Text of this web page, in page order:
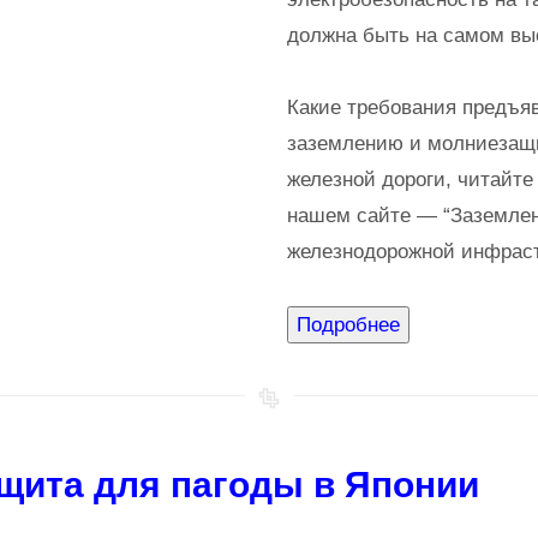
должна быть на самом
Какие требования
заземлению и
железной дороги,
нашем сайте —
железнодорожной
для пагоды в Японии